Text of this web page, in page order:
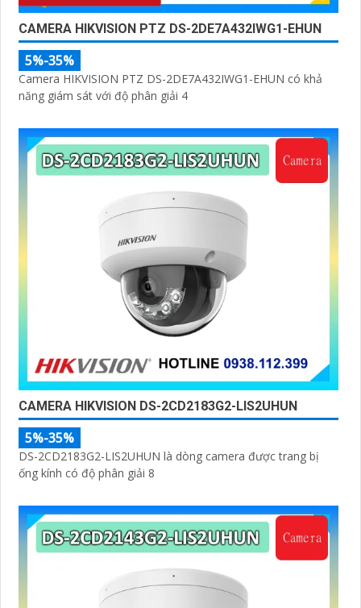
CAMERA HIKVISION PTZ DS-2DE7A432IWG1-EHUN
5%-35%
Camera HIKVISION PTZ DS-2DE7A432IWG1-EHUN có khả
năng giám sát với độ phân giải 4
CAMERA HIKVISION DS-2CD2183G2-LIS2UHUN
5%-35%
DS-2CD2183G2-LIS2UHUN là dòng camera được trang bị
ống kính có độ phân giải 8